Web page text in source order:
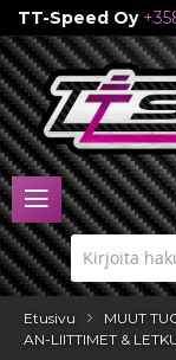
TT-Speed Oy
Skip
to
Content
Etusivu MUUT
AN-LIITTIMET &